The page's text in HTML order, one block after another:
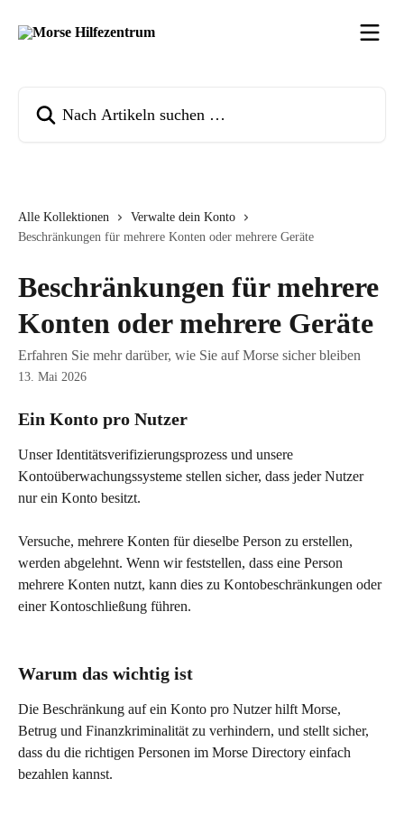
Alle Kollektionen
Verwalte dein Konto
Beschränkungen für mehrere Konten oder mehrere Geräte
Beschränkungen für mehrere
Konten oder mehrere Geräte
Erfahren Sie mehr darüber, wie Sie auf Morse sicher bleiben
13. Mai 2026
Ein Konto pro Nutzer
Unser Identitätsverifizierungsprozess und unsere
Kontoüberwachungssysteme stellen sicher, dass jeder Nutzer
nur ein Konto besitzt.
Versuche, mehrere Konten für dieselbe Person zu erstellen,
werden abgelehnt. Wenn wir feststellen, dass eine Person
mehrere Konten nutzt, kann dies zu Kontobeschränkungen oder
einer Kontoschließung führen.
Warum das wichtig ist
Die Beschränkung auf ein Konto pro Nutzer hilft Morse,
Betrug und Finanzkriminalität zu verhindern, und stellt sicher,
dass du die richtigen Personen im Morse Directory einfach
bezahlen kannst.